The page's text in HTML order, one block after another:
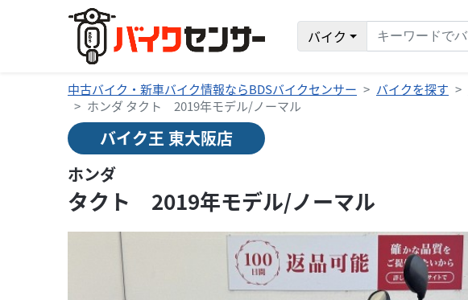
バイク
中古バイク・新車バイク情報ならBDSバイクセンサー バイクを探す
ホンダ タクト 2019年モデル/ノーマル
バイク王 東大阪店
ホンダ
タクト 2019年モデル/ノーマル